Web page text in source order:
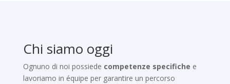
Chi siamo oggi
Ognuno di noi possiede competenze specifiche e
lavoriamo in équipe per garantire un percorso